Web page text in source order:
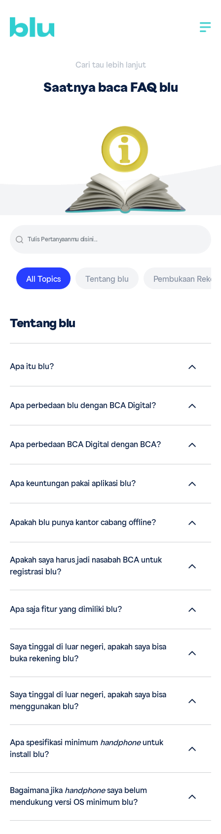
Cari tau lebih lanjut
Saatnya baca FAQ blu
All Topics Tentang blu Pembukaan
Tentang blu
Apa itu blu?
Apa perbedaan blu dengan BCA Digital?
Apa perbedaan BCA Digital dengan BCA?
Apa keuntungan pakai aplikasi blu?
Apakah blu punya kantor cabang offline?
Apakah saya harus jadi nasabah BCA untuk
registrasi blu?
Apa saja fitur yang dimiliki blu?
Saya tinggal di luar negeri, apakah saya bisa
buka rekening blu?
Saya tinggal di luar negeri, apakah saya bisa
menggunakan blu?
Apa spesifikasi minimum handphoneuntuk
install blu?
Bagaimana jika handphonesaya belum
mendukung versi OS minimum blu?